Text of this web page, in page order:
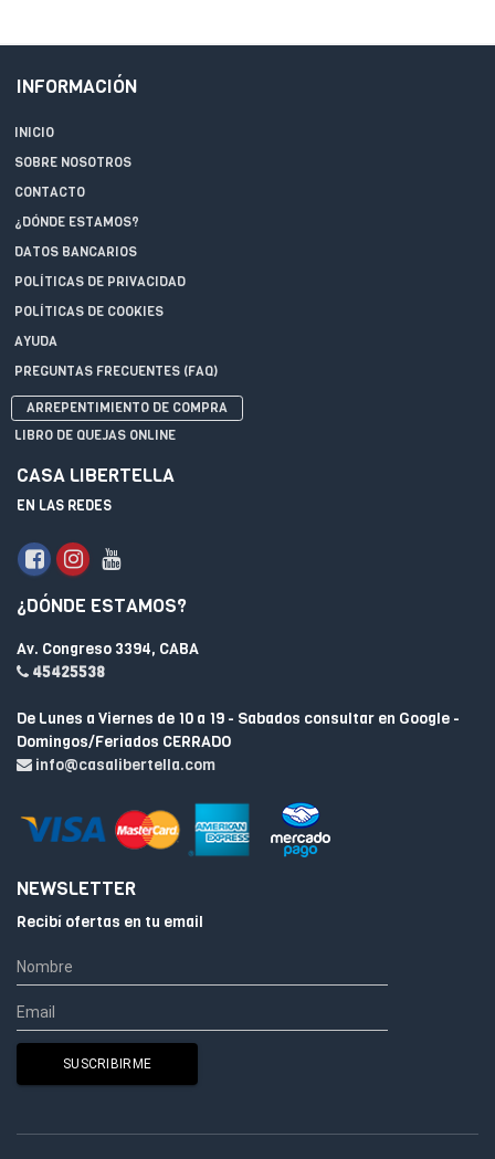
INFORMACIÓN
INICIO
SOBRE NOSOTROS
CONTACTO
¿DÓNDE ESTAMOS?
DATOS BANCARIOS
POLÍTICAS DE PRIVACIDAD
POLÍTICAS DE COOKIES
AYUDA
PREGUNTAS FRECUENTES (FAQ)
ARREPENTIMIENTO DE COMPRA
LIBRO DE QUEJAS ONLINE
CASA LIBERTELLA
EN LAS REDES
¿DÓNDE ESTAMOS?
Av. Congreso 3394, CABA
45425538
De Lunes a Viernes de 10 a 19 - Sabados consultar en Google -
Domingos/Feriados CERRADO
info@casalibertella.com
NEWSLETTER
Recibí ofertas en tu email